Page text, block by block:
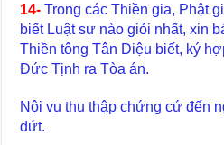
14- Trong các Thiền gia, Phật
biết Luật sư nào giỏi nhất, xin
Thiền tông Tân Diệu biết, ký
Đức Tịnh ra Tòa án.
Nội vụ thu thập chứng cứ đến
dứt.